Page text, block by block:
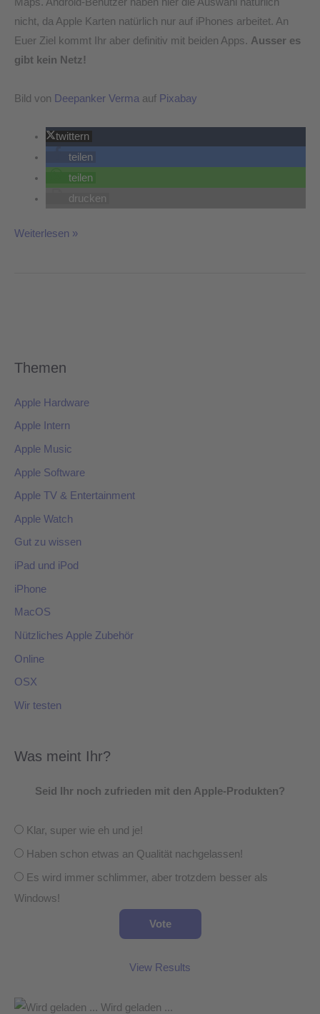
nicht, da Apple Karten natürlich nur auf iPhones arbeitet. An
Euer Ziel kommt Ihr aber definitiv mit beiden Apps. Ausser es
gibt kein Netz!
Bild von Deepanker Verma auf Pixabay
twittern
teilen
teilen
drucken
Weiterlesen »
Themen
Apple Hardware
Apple Intern
Apple Music
Apple Software
Apple TV & Entertainment
Apple Watch
Gut zu wissen
iPad und iPod
iPhone
MacOS
Nützliches Apple Zubehör
Online
OSX
Wir testen
Was meint Ihr?
Seid Ihr noch zufrieden mit den Apple-Produkten?
Klar, super wie eh und je!
Haben schon etwas an Qualität nachgelassen!
Es wird immer schlimmer, aber trotzdem besser als
Windows!
View Results
Wird geladen ...